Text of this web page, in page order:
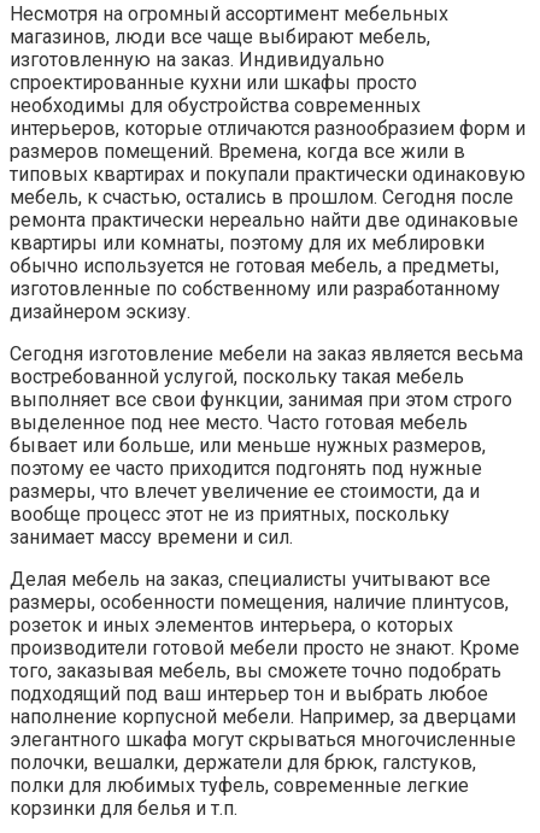
Несмотря на огромный ассортимент мебельных
магазинов, люди все чаще выбирают мебель,
изготовленную на заказ. Индивидуально
спроектированные кухни или шкафы просто
необходимы для обустройства современных
интерьеров, которые отличаются разнообразием форм и
размеров помещений. Времена, когда все жили в
типовых квартирах и покупали практически одинаковую
мебель, к счастью, остались в прошлом. Сегодня после
ремонта практически нереально найти две одинаковые
квартиры или комнаты, поэтому для их меблировки
обычно используется не готовая мебель, а предметы,
изготовленные по собственному или разработанному
дизайнером эскизу.
Сегодня изготовление мебели на заказ является весьма
востребованной услугой, поскольку такая мебель
выполняет все свои функции, занимая при этом строго
выделенное под нее место. Часто готовая мебель
бывает или больше, или меньше нужных размеров,
поэтому ее часто приходится подгонять под нужные
размеры, что влечет увеличение ее стоимости, да и
вообще процесс этот не из приятных, поскольку
занимает массу времени и сил.
Делая мебель на заказ, специалисты учитывают все
размеры, особенности помещения, наличие плинтусов,
розеток и иных элементов интерьера, о которых
производители готовой мебели просто не знают. Кроме
того, заказывая мебель, вы сможете точно подобрать
подходящий под ваш интерьер тон и выбрать любое
наполнение корпусной мебели. Например, за дверцами
элегантного шкафа могут скрываться многочисленные
полочки, вешалки, держатели для брюк, галстуков,
полки для любимых туфель, современные легкие
корзинки для белья и т.п.